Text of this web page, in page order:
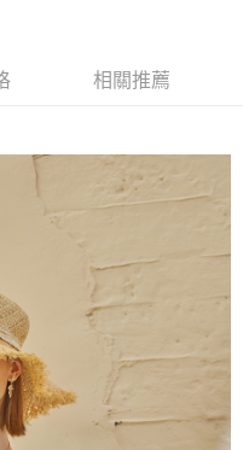
訊。
中的連結，可透過四大超商／
視為交易完成。
但若您需要取消訂單，請聯絡
視為有效，需透過AFTEE先享
結帳頁面顯示為準，若有關於
問，請聯繫「AFTEE先享後付
support/home
先享後付」服務完成之交
，並將交易相關給付款項請求債
運費
相關推薦